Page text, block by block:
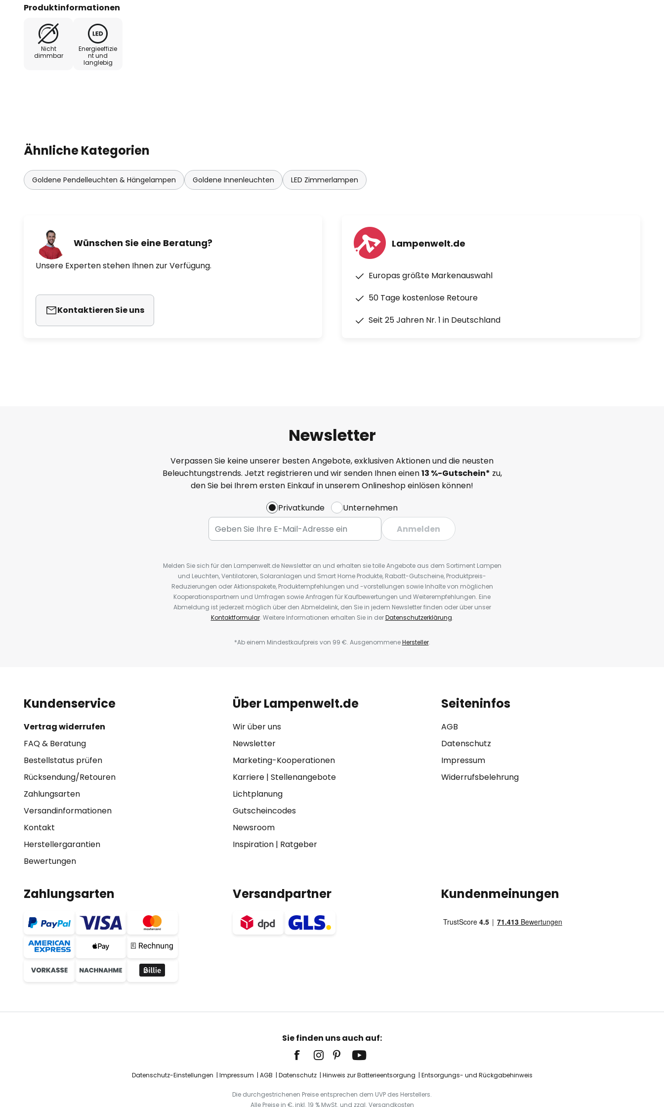
lässt sich das Element auch in der Lichtintensität dimmen.
Produktinformationen
Nicht
dimmbar
Energieeffizie
nt und
langlebig
Ähnliche Kategorien
Goldene Pendelleuchten & Hängelampen Goldene Innenleuchten LED Zimmerlampen
Wünschen Sie eine Beratung?
Unsere Experten stehen Ihnen zur Verfügung.
Kontaktieren Sie uns
Lampenwelt.de
Europas größte Markenauswahl
50 Tage kostenlose Retoure
Seit 25 Jahren Nr. 1 in Deutschland
Newsletter
Verpassen Sie keine unserer besten Angebote, exklusiven Aktionen und die neusten
Beleuchtungstrends. Jetzt registrieren und wir senden Ihnen einen13 %-Gutschein* zu,
den Sie bei Ihrem ersten Einkauf in unserem Onlineshop einlösen können!
Privatkunde
Unternehmen
Anmelden
Melden Sie sich für den Lampenwelt.de Newsletter an und erhalten sie tolle Angebote aus dem Sortiment Lampen
und Leuchten, Ventilatoren, Solaranlagen und Smart Home Produkte, Rabatt-Gutscheine, Produktpreis-
Reduzierungen oder Aktionspakete, Produktempfehlungen und -vorstellungen sowie Inhalte von möglichen
Kooperationspartnern und Umfragen sowie Anfragen für Kaufbewertungen und Weiterempfehlungen. Eine
Abmeldung ist jederzeit möglich über den Abmeldelink, den Sie in jedem Newsletter finden oder über unser
Kontaktformular. Weitere Informationen erhalten Sie in derDatenschutzerklärung.
*Ab einem Mindestkaufpreis von 99 €. AusgenommeneHersteller.
Kundenservice
Vertrag widerrufen
FAQ & Beratung
Bestellstatus prüfen
Rücksendung/Retouren
Zahlungsarten
Versandinformationen
Kontakt
Herstellergarantien
Bewertungen
Über Lampenwelt.de
Wir über uns
Newsletter
Marketing-Kooperationen
Karriere| Stellenangebote
Lichtplanung
Gutscheincodes
Newsroom
Inspiration| Ratgeber
Seiteninfos
AGB
Datenschutz
Impressum
Widerrufsbelehrung
Zahlungsarten Versandpartner Kundenmeinungen
Sie finden uns auch auf:
Datenschutz-Einstellungen Impressum AGB Datenschutz Hinweis zur Batterieentsorgung Entsorgungs- und Rückgabehinweis
Die durchgestrichenen Preise entsprechen dem UVP des Herstellers.
Alle Preise in €, inkl. 19 % MwSt. und zzgl. Versandkosten